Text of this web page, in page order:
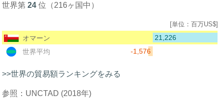
世界第24 位（216ヶ国中）
[単位：百万US$]
オマーン
21,226
世界平均
-1,576
>>世界の貿易額ランキングをみる
参照：UNCTAD (2018年)